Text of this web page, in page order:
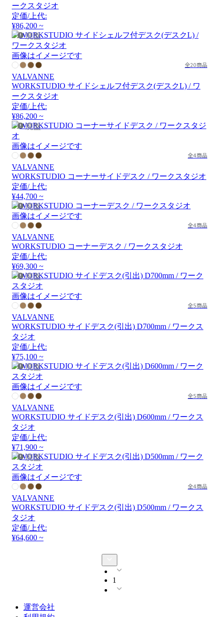
ークスタジオ
定価/上代:
¥86,200 ~
廃盤
画像はイメージです
全20商品
VALVANNE
WORKSTUDIO サイドシェルフ付デスク(デスクL) / ワ
ークスタジオ
定価/上代:
¥86,200 ~
廃盤
画像はイメージです
全4商品
VALVANNE
WORKSTUDIO コーナーサイドデスク / ワークスタジオ
定価/上代:
¥44,700 ~
廃盤
画像はイメージです
全4商品
VALVANNE
WORKSTUDIO コーナーデスク / ワークスタジオ
定価/上代:
¥69,300 ~
廃盤
画像はイメージです
全5商品
VALVANNE
WORKSTUDIO サイドデスク(引出) D700mm / ワークス
タジオ
定価/上代:
¥75,100 ~
廃盤
画像はイメージです
全5商品
VALVANNE
WORKSTUDIO サイドデスク(引出) D600mm / ワークス
タジオ
定価/上代:
¥71,900 ~
廃盤
画像はイメージです
全4商品
VALVANNE
WORKSTUDIO サイドデスク(引出) D500mm / ワークス
タジオ
定価/上代:
¥64,600 ~
1
運営会社